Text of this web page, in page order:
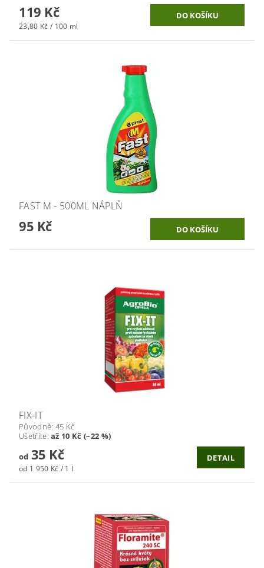
119 Kč
23,80 Kč / 100 ml
FAST M - 500ML NÁPLŇ
95 Kč
FIX-IT
Původně: 45 Kč
Ušetříte:až 10 Kč (–22 %)
od35 Kč
od 1 950 Kč / 1 l
DETAIL